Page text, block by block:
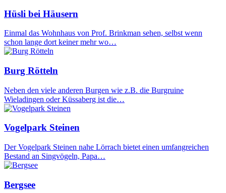
Hüsli bei Häusern
Einmal das Wohnhaus von Prof. Brinkman sehen, selbst wenn
schon lange dort keiner mehr wo…
Burg Rötteln
Neben den viele anderen Burgen wie z.B. die Burgruine
Wieladingen oder Küssaberg ist die…
Vogelpark Steinen
Der Vogelpark Steinen nahe Lörrach bietet einen umfangreichen
Bestand an Singvögeln, Papa…
Bergsee